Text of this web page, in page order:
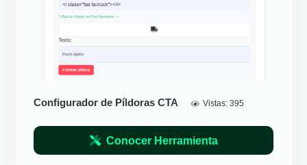
Configurador de Píldoras CTA Vistas:395
Conocer Herramienta